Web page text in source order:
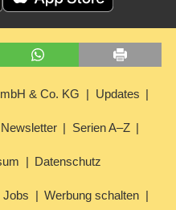
& Co. KG Updates
Newsletter Serien A–Z
Datenschutz
Jobs Werbung schalten